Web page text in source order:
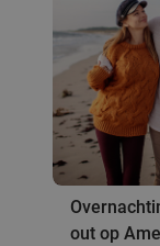
out op